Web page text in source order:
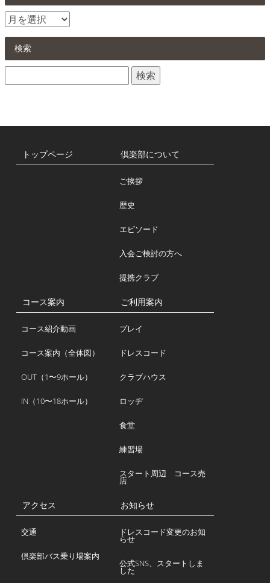
お
知
せ
検索
索:
トップページ 倶楽部について
ご挨拶
歴史
エピソード
入会ご検討の方へ
提携クラブ
コース案内
コース紹介動画
コース案内（全体図）
OUT（1〜9ホール）
IN（10〜18ホール）
ご利用案内
プレイ
ドレスコード
クラブハウス
ロッヂ
食堂
練習場
スタート周辺 コース売
店
アクセス
交通
倶楽部バス乗り場案内
お知らせ
ドレスコード変更のお知
らせ
公式SNS、スタートしま
した